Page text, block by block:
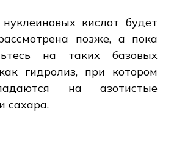
кислот будет
позже, а пока
на таких базовых
гидролиз, при котором
на азотистые
сахара.